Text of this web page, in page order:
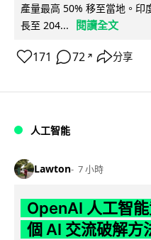
產量最高 50% 移至當地。印
長至 204...
閱讀全文
171 72 ↗ 分享
人工智能
Lawton 7 小時
OpenAI 人工智
個 AI 交流破解方